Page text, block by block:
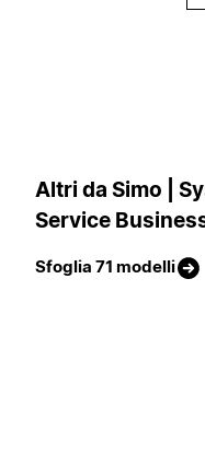
Altri da Simo |
Service
Sfoglia 71 modelli